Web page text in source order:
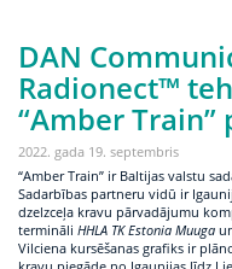
DAN
Radionect™
“Amber
2022. gada 19. septembris
“Amber Train” ir Baltijas valstu
Sadarbības partneru vidū ir
dzelzceļa kravu pārvadājumu
termināli HHLA TK Estonia Muuga
Vilciena kursēšanas grafiks ir